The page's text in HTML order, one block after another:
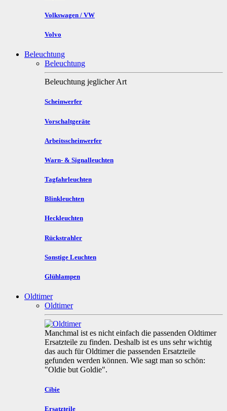
Volkswagen / VW
Volvo
Beleuchtung
Beleuchtung
Beleuchtung jeglicher Art
Scheinwerfer
Vorschaltgeräte
Arbeitsscheinwerfer
Warn- & Signalleuchten
Tagfahrleuchten
Blinkleuchten
Heckleuchten
Rückstrahler
Sonstige Leuchten
Glühlampen
Oldtimer
Oldtimer
Manchmal ist es nicht einfach die passenden Oldtimer
Ersatzteile zu finden. Deshalb ist es uns sehr wichtig
das auch für Oldtimer die passenden Ersatzteile
gefunden werden können. Wie sagt man so schön:
"Oldie but Goldie".
Cibie
Ersatzteile